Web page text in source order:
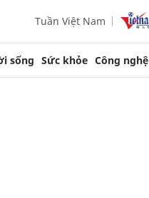
Tuần Việt Nam
sống Sức khỏe Công nghệ